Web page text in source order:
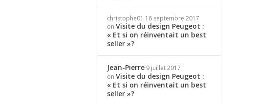
christophe01 16 septembre 2017
on Visite du design Peugeot :
« Et si on réinventait un best
seller »?
Jean-Pierre 9 juillet 2017
on Visite du design Peugeot :
« Et si on réinventait un best
seller »?